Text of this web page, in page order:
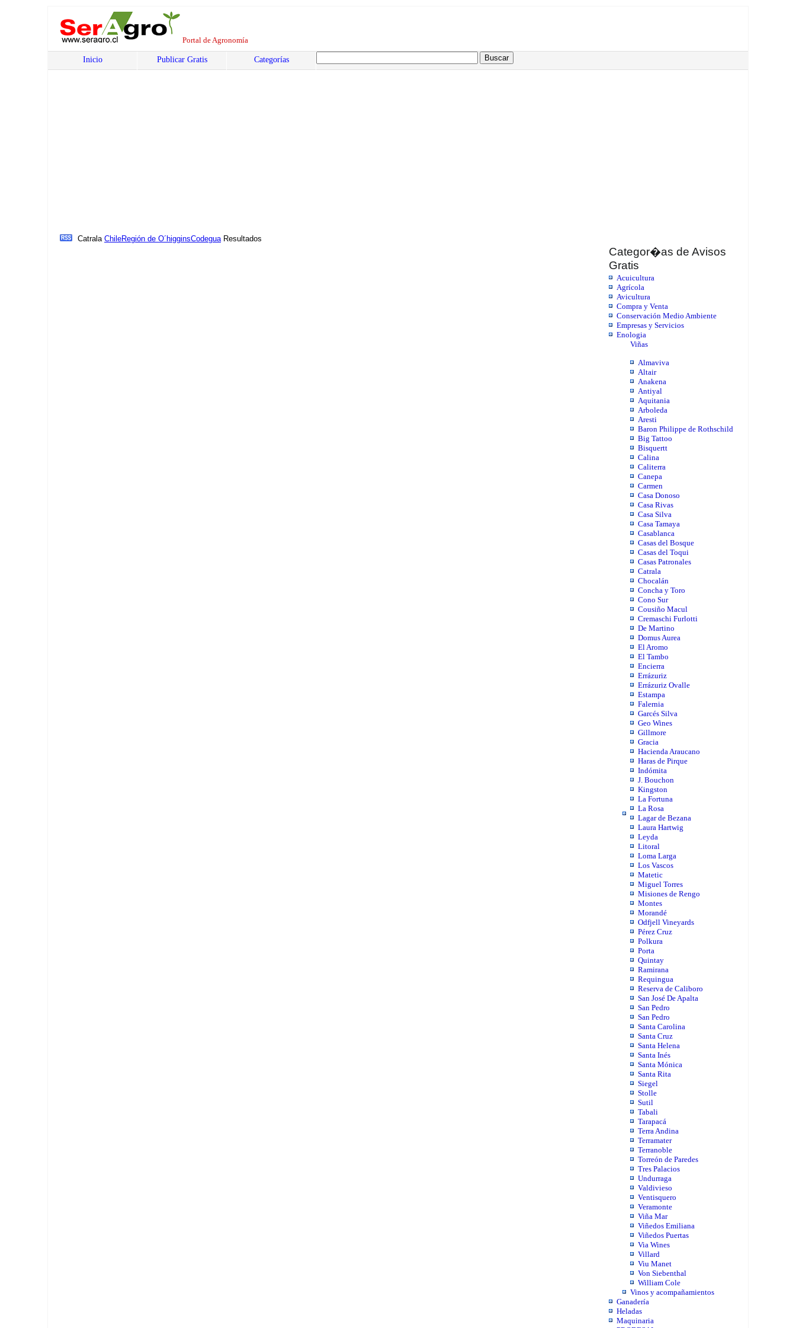
Portal de Agronomía
Inicio Publicar Gratis Categorías
Categor�as de Avisos
Gratis
Acuicultura
Agrícola
Avicultura
Compra y Venta
Conservación Medio Ambiente
Empresas y Servicios
Enologia
Viñas
Almaviva
Altair
Anakena
Antiyal
Aquitania
Arboleda
Aresti
Baron Philippe de Rothschild
Big Tattoo
Bisquertt
Calina
Caliterra
Canepa
Carmen
Casa Donoso
Casa Rivas
Casa Silva
Casa Tamaya
Casablanca
Casas del Bosque
Casas del Toqui
Casas Patronales
Catrala
Chocalán
Concha y Toro
Cono Sur
Cousiño Macul
Cremaschi Furlotti
De Martino
Domus Aurea
El Aromo
El Tambo
Encierra
Errázuriz
Errázuriz Ovalle
Estampa
Falernia
Garcés Silva
Geo Wines
Gillmore
Gracia
Hacienda Araucano
Haras de Pirque
Indómita
J. Bouchon
Kingston
La Fortuna
La Rosa
Lagar de Bezana
Laura Hartwig
Leyda
Litoral
Loma Larga
Los Vascos
Matetic
Miguel Torres
Misiones de Rengo
Montes
Morandé
Odfjell Vineyards
Pérez Cruz
Polkura
Porta
Quintay
Ramirana
Requingua
Reserva de Caliboro
San José De Apalta
San Pedro
San Pedro
Santa Carolina
Santa Cruz
Santa Helena
Santa Inés
Santa Mónica
Santa Rita
Siegel
Stolle
Sutil
Tabali
Tarapacá
Terra Andina
Terramater
Terranoble
Torreón de Paredes
Tres Palacios
Undurraga
Valdivieso
Ventisquero
Veramonte
Viña Mar
Viñedos Emiliana
Viñedos Puertas
Via Wines
Villard
Viu Manet
Von Siebenthal
William Cole
Vinos y acompañamientos
Ganadería
Heladas
Maquinaria
Catrala ChileRegión de O´higginsCodegua Resultados